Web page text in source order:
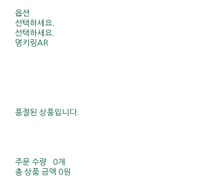
옵션
선택하세요.
선택하세요.
명키링AR
품절된 상품입니다.
주문 수량
0개
총 상품 금액 0원